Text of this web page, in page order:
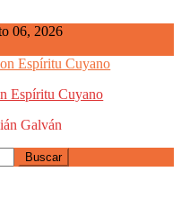
06, 2026
Espíritu Cuyano
Galván